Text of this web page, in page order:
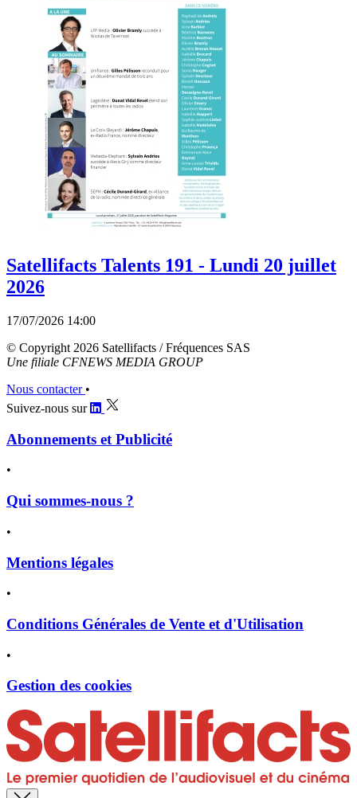
Satellifacts Talents 191 - Lundi 20 juillet
2026
17/07/2026 14:00
© Copyright 2026 Satellifacts / Fréquences SAS
Une filiale CFNEWS MEDIA GROUP
Nous contacter •
Suivez-nous sur
Abonnements et Publicité
•
Qui sommes-nous ?
•
Mentions légales
•
Conditions Générales de Vente et d'Utilisation
•
Gestion des cookies